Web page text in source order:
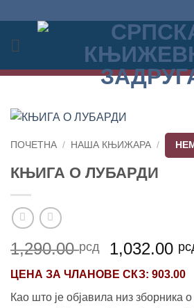
садржај
ПОЧЕТНА / НАША КЊИЖАРА /
КЊИГА О ЛУБАРДИ
1,290.00рсд
је
била:
1,032.00
ЦЕНА ЗА ЧЛАНОВЕ СКЗ: 903.00
Као што је објавила низ зборника